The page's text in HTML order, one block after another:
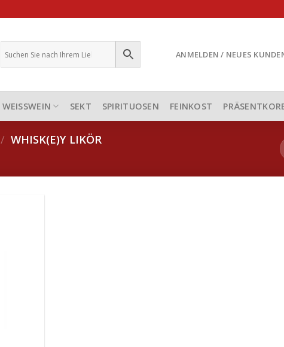
ANMELDEN / NEUES
WEISSWEIN SEKT SPIRITUOSEN FEINKOST
/ WHISK(E)Y LIKÖR